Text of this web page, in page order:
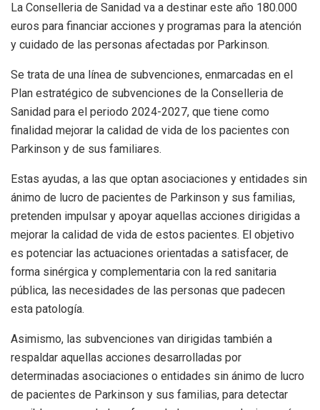
La Conselleria de Sanidad va a destinar este año 180.000
euros para financiar acciones y programas para la atención
y cuidado de las personas afectadas por Parkinson.
Se trata de una línea de subvenciones, enmarcadas en el
Plan estratégico de subvenciones de la Conselleria de
Sanidad para el periodo 2024-2027, que tiene como
finalidad mejorar la calidad de vida de los pacientes con
Parkinson y de sus familiares.
Estas ayudas, a las que optan asociaciones y entidades sin
ánimo de lucro de pacientes de Parkinson y sus familias,
pretenden impulsar y apoyar aquellas acciones dirigidas a
mejorar la calidad de vida de estos pacientes. El objetivo
es potenciar las actuaciones orientadas a satisfacer, de
forma sinérgica y complementaria con la red sanitaria
pública, las necesidades de las personas que padecen
esta patología.
Asimismo, las subvenciones van dirigidas también a
respaldar aquellas acciones desarrolladas por
determinadas asociaciones o entidades sin ánimo de lucro
de pacientes de Parkinson y sus familias, para detectar